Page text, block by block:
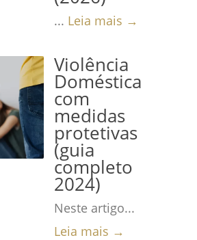
... Leia mais →
Violência
Doméstica
com
medidas
protetivas
(guia
completo
2024)
Neste artigo...
Leia mais →